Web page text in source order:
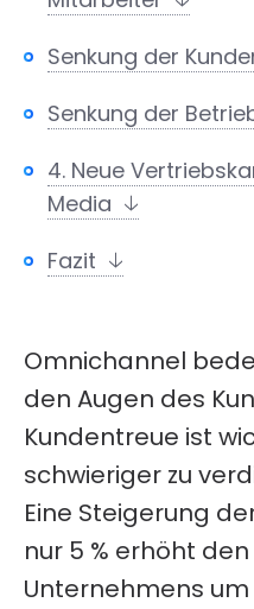
Senkung der
Senkung der
4. Neue
Media
Fazit
Omnichannel
den Augen des
Kundentreue ist
schwieriger zu
Eine Steigerung
nur 5 % erhöht
Unternehmens um